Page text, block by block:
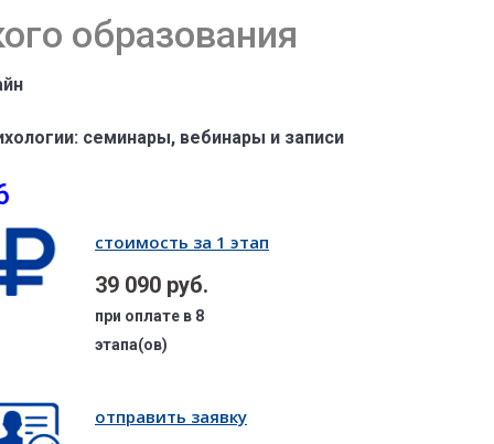
образования
семинары, вебинары и записи
стоимость за 1 этап
39 090 руб.
при оплате в 8
этапа(ов)
отправить заявку